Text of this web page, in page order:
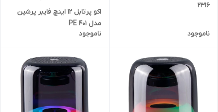
2316
ناموجود
اکو پرتابل 12 اینچ فایبر پرشین
مدل PE 401
ناموجود